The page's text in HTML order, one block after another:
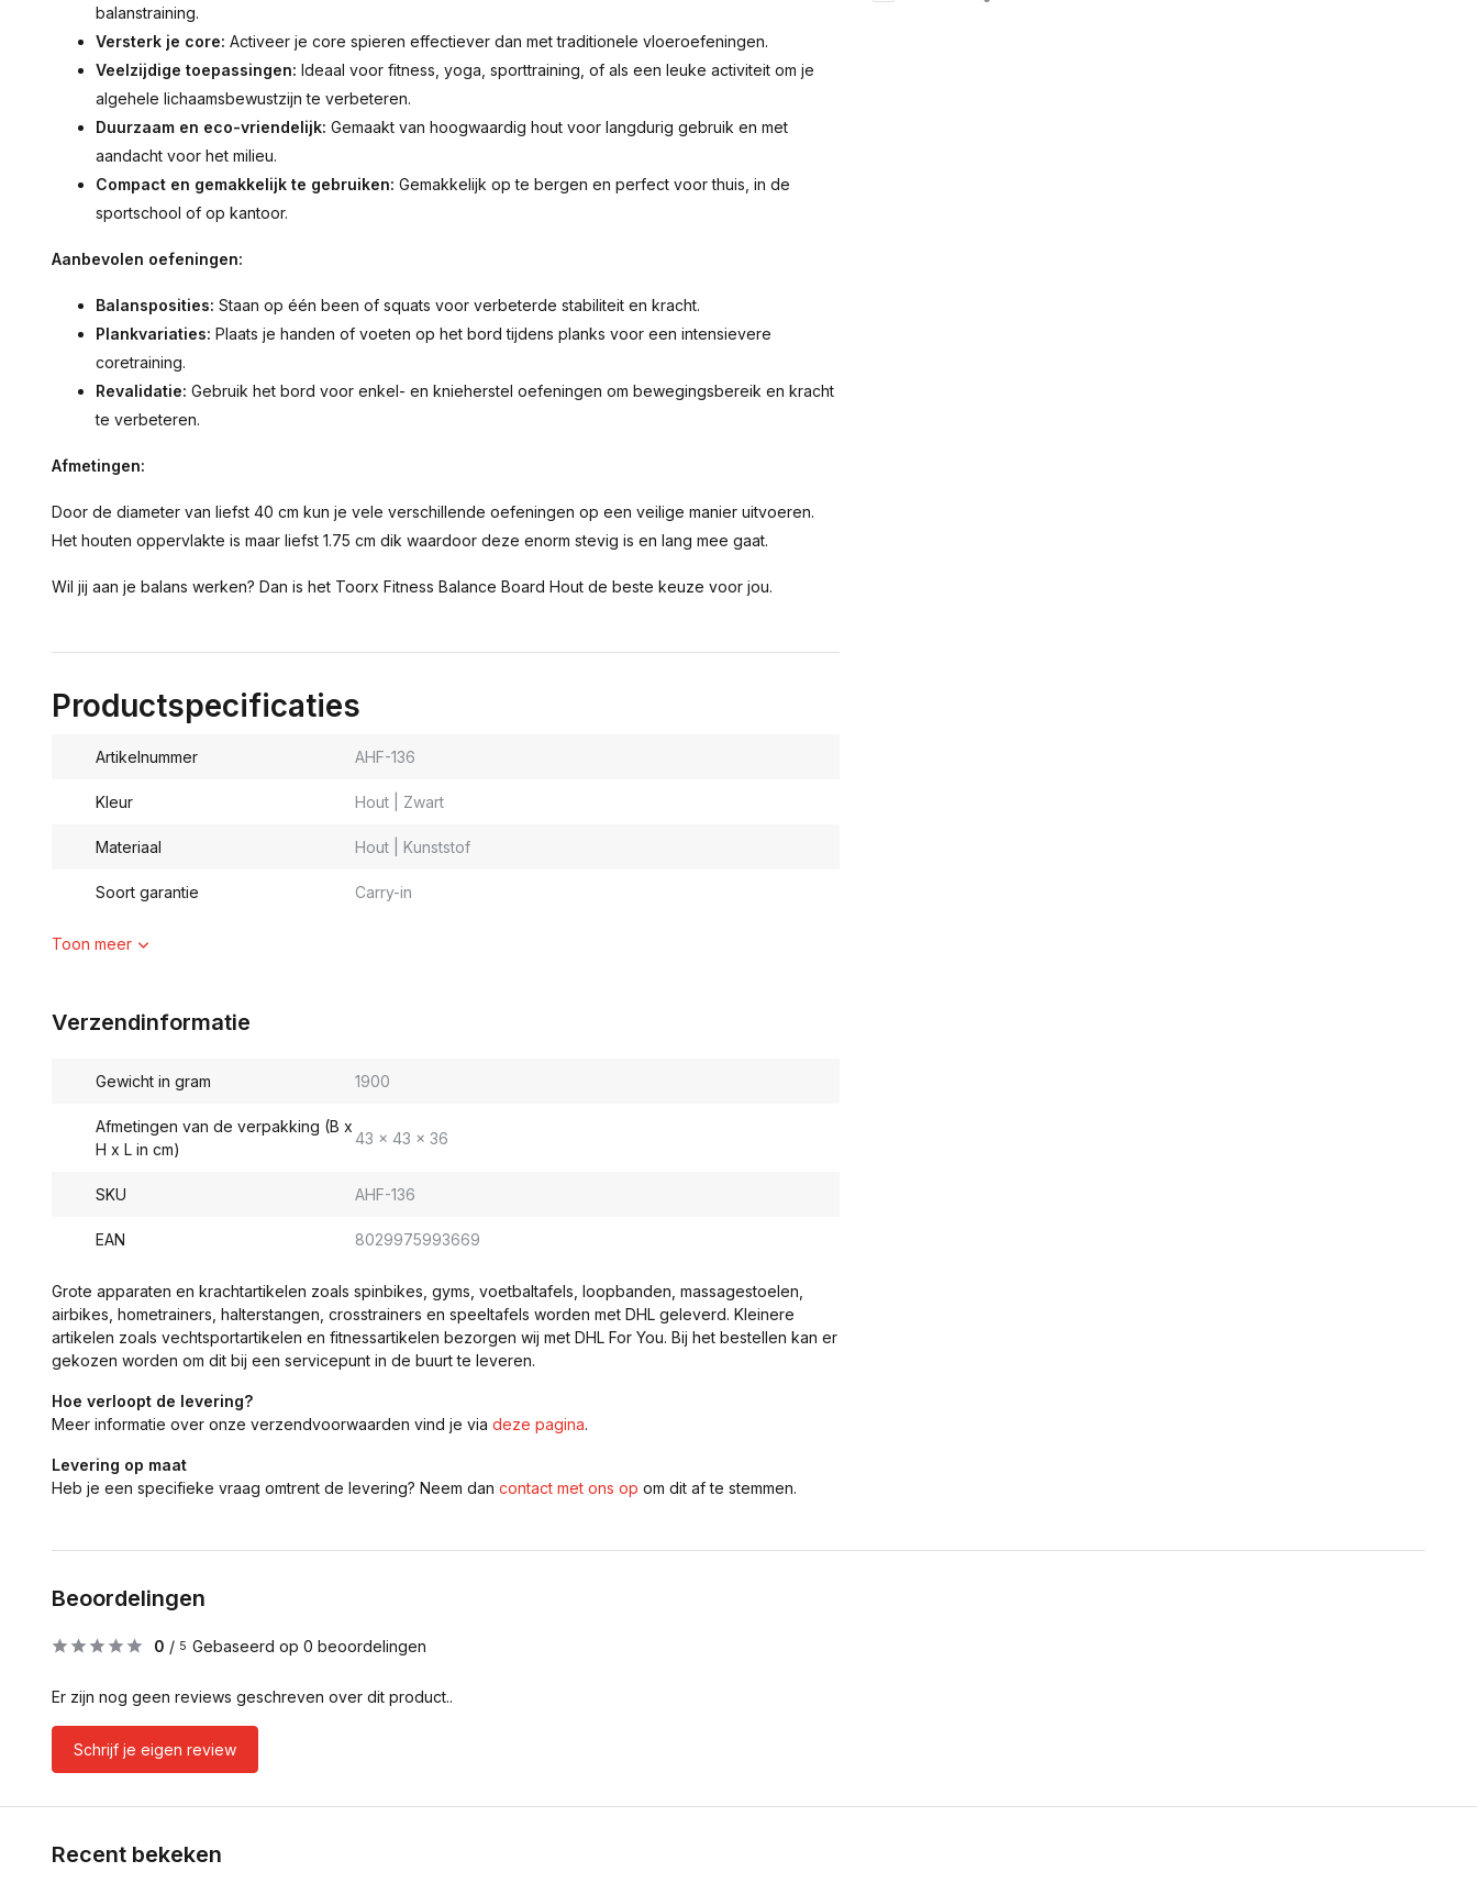
balanstraining.
Versterk je core: Activeer je core spieren effectiever dan met traditionele vloeroefeningen.
Veelzijdige toepassingen: Ideaal voor fitness, yoga, sporttraining, of als een leuke activiteit om je
algehele lichaamsbewustzijn te verbeteren.
Duurzaam en eco-vriendelijk: Gemaakt van hoogwaardig hout voor langdurig gebruik en met
aandacht voor het milieu.
Compact en gemakkelijk te gebruiken: Gemakkelijk op te bergen en perfect voor thuis, in de
sportschool of op kantoor.
Aanbevolen oefeningen:
Balansposities: Staan op één been of squats voor verbeterde stabiliteit en kracht.
Plankvariaties: Plaats je handen of voeten op het bord tijdens planks voor een intensievere
coretraining.
Revalidatie: Gebruik het bord voor enkel- en knieherstel oefeningen om bewegingsbereik en kracht
te verbeteren.
Afmetingen:
Door de diameter van liefst 40 cm kun je vele verschillende oefeningen op een veilige manier uitvoeren.
Het houten oppervlakte is maar liefst 1.75 cm dik waardoor deze enorm stevig is en lang mee gaat.
Wil jij aan je balans werken? Dan is het Toorx Fitness Balance Board Hout de beste keuze voor jou.
Productspecificaties
Artikelnummer AHF-136
Kleur Hout | Zwart
Materiaal Hout | Kunststof
Soort garantie Carry-in
Toon meer
Verzendinformatie
Gewicht in gram 1900
Afmetingen van de verpakking (B x
H x L in cm)
43 x 43 x 36
SKU AHF-136
EAN 8029975993669
Grote apparaten en krachtartikelen zoals spinbikes, gyms, voetbaltafels, loopbanden, massagestoelen,
airbikes, hometrainers, halterstangen, crosstrainers en speeltafels worden met DHL geleverd. Kleinere
artikelen zoals vechtsportartikelen en fitnessartikelen bezorgen wij met DHL For You. Bij het bestellen kan er
gekozen worden om dit bij een servicepunt in de buurt te leveren.
Hoe verloopt de levering?
Meer informatie over onze verzendvoorwaarden vind je via deze pagina.
Levering op maat
Heb je een specifieke vraag omtrent de levering? Neem dan contact met ons op om dit af te stemmen.
Beoordelingen
0 / 5 Gebaseerd op 0 beoordelingen
Er zijn nog geen reviews geschreven over dit product..
Schrijf je eigen review
Recent bekeken